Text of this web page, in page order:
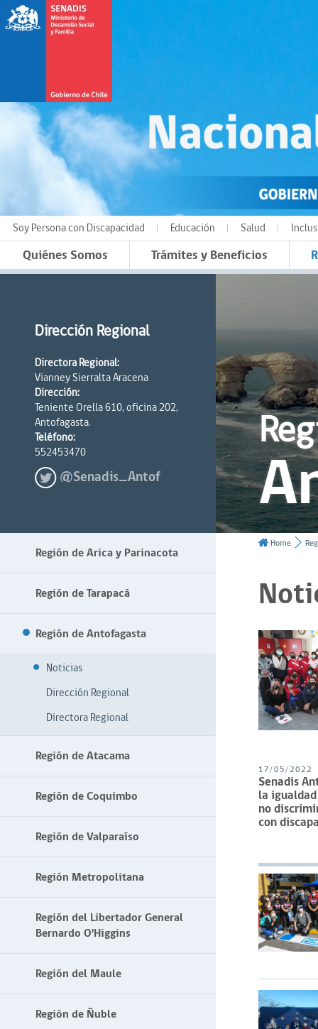
Soy Persona con Discapacidad Educación Salud
Quiénes Somos Trámites y Beneficios
Dirección Regional
Directora Regional:
Vianney Sierralta Aracena
Dirección:
Teniente Orella 610, oficina 202,
Antofagasta.
Teléfono:
552453470
@Senadis_Antof
Región de Arica y Parinacota
Región de Tarapacá
Región de Antofagasta
Noticias
Dirección Regional
Directora Regional
Región de Atacama
Región de Coquimbo
Región de Valparaíso
Región Metropolitana
Región del Libertador General
Bernardo O'Higgins
Región del Maule
Región de Ñuble
Home
17/05/2022
Senadis
la
no
con